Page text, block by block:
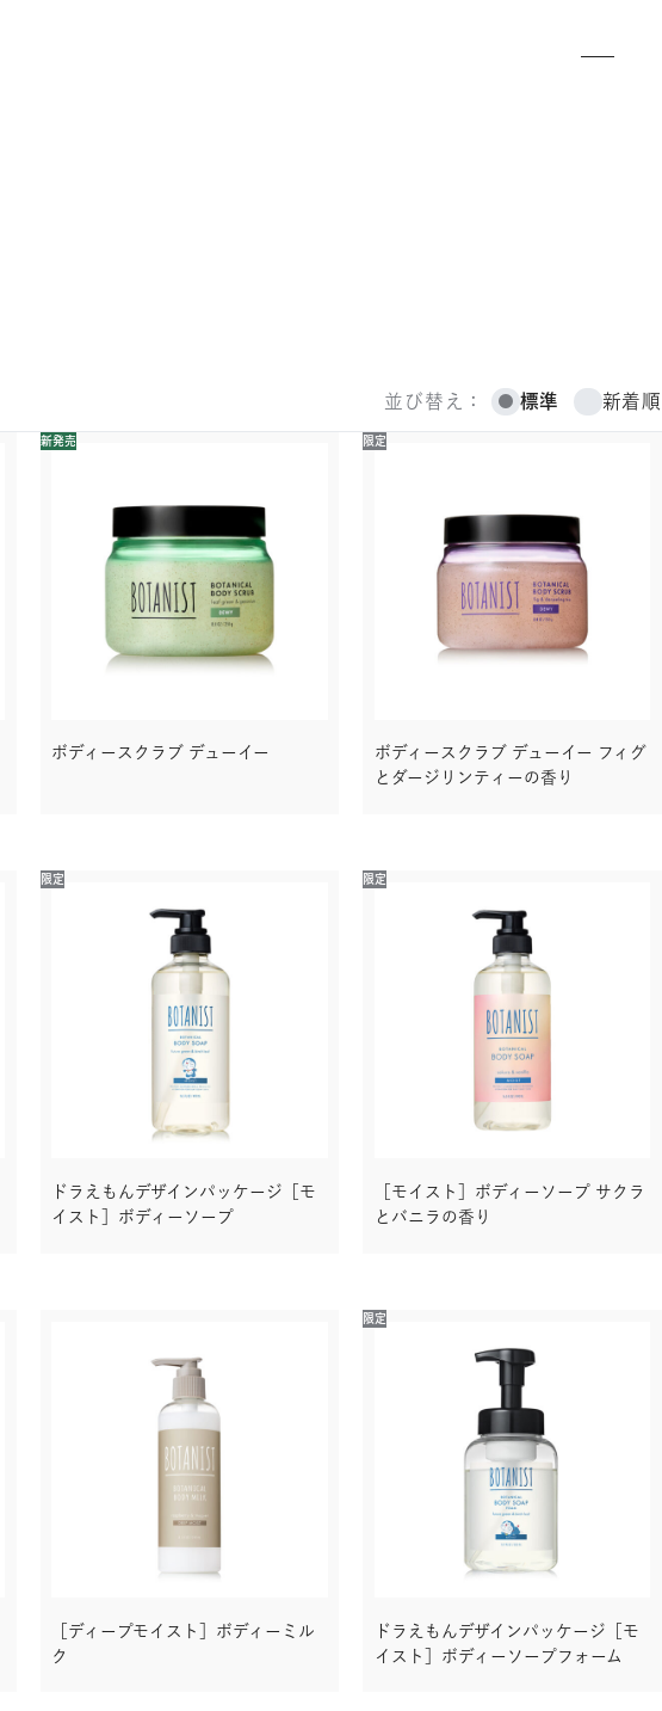
並び替え： 標準 新着順
新発売
ボディースクラブ デューイー
限定
ボディースクラブ デューイー フィグ
とダージリンティーの香り
限定
ドラえもんデザインパッケージ［モ
イスト］ボディーソープ
限定
［モイスト］ボディーソープ サクラ
とバニラの香り
［ディープモイスト］ボディーミル
ク
限定
ドラえもんデザインパッケージ［モ
イスト］ボディーソープフォーム